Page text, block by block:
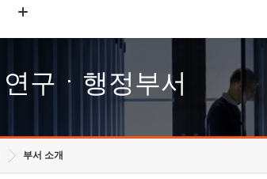
고객의소리
수의계약 현황
연구ㆍ행정부서
부서 소개